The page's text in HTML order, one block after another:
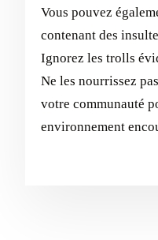
Vous pouvez
contenant des
Ignorez les trolls
Ne les nourrissez
votre communauté
environnement